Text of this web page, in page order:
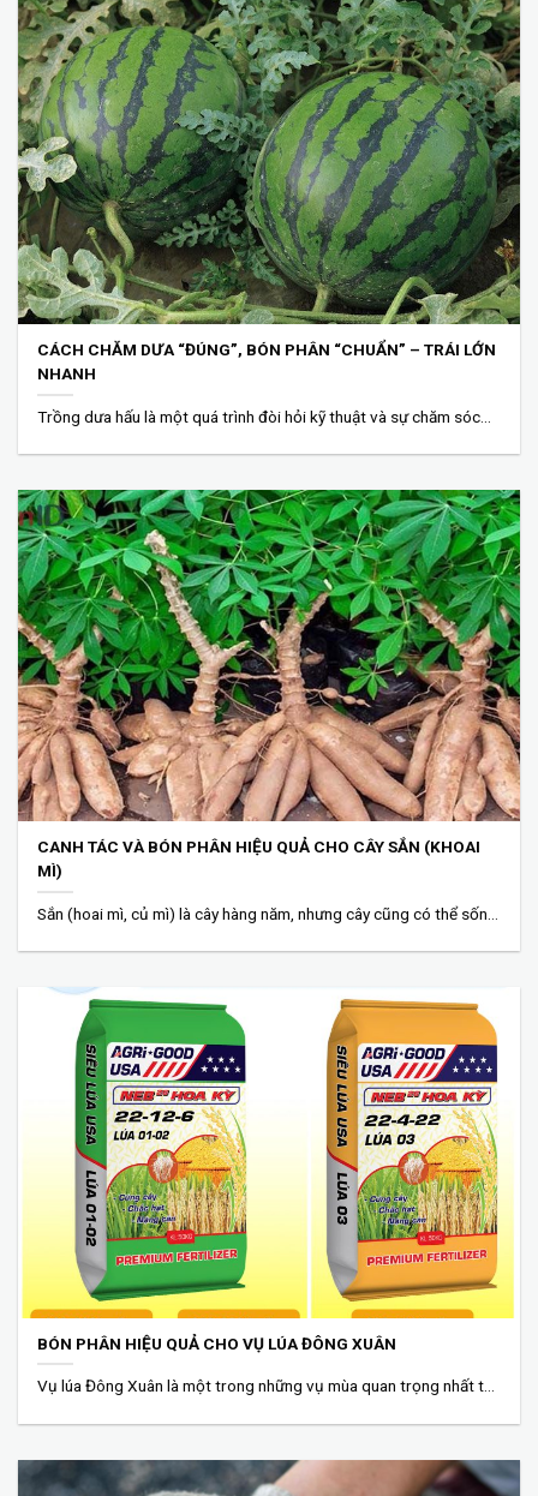
CÁCH CHĂM DƯA “ĐÚNG”, BÓN PHÂN “CHUẨN” – TRÁI LỚN
NHANH
Trồng dưa hấu là một quá trình đòi hỏi kỹ thuật và sự chăm sóc...
CANH TÁC VÀ BÓN PHÂN HIỆU QUẢ CHO CÂY SẮN (KHOAI
MÌ)
BÓN PHÂN HIỆU QUẢ CHO VỤ LÚA ĐÔNG XUÂN
Vụ lúa Đông Xuân là một trong những vụ mùa quan trọng nhất trong năm,...